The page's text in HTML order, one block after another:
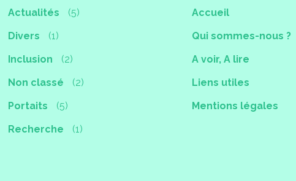
Actualités
(5)
Divers
(1)
Inclusion
(2)
Non classé
(2)
Portaits
(5)
Recherche
(1)
Accueil
Qui sommes-nous ?
A voir, A lire
Liens utiles
Mentions légales